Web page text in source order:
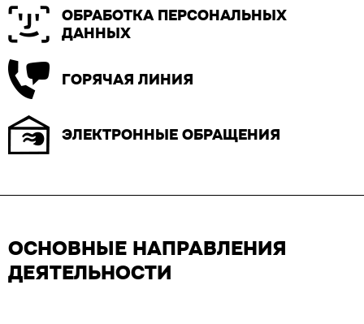
ОБРАБОТКА ПЕРСОНАЛЬНЫХ
ДАННЫХ
ГОРЯЧАЯ ЛИНИЯ
ЭЛЕКТРОННЫЕ ОБРАЩЕНИЯ
ОСНОВНЫЕ НАПРАВЛЕНИЯ
ДЕЯТЕЛЬНОСТИ